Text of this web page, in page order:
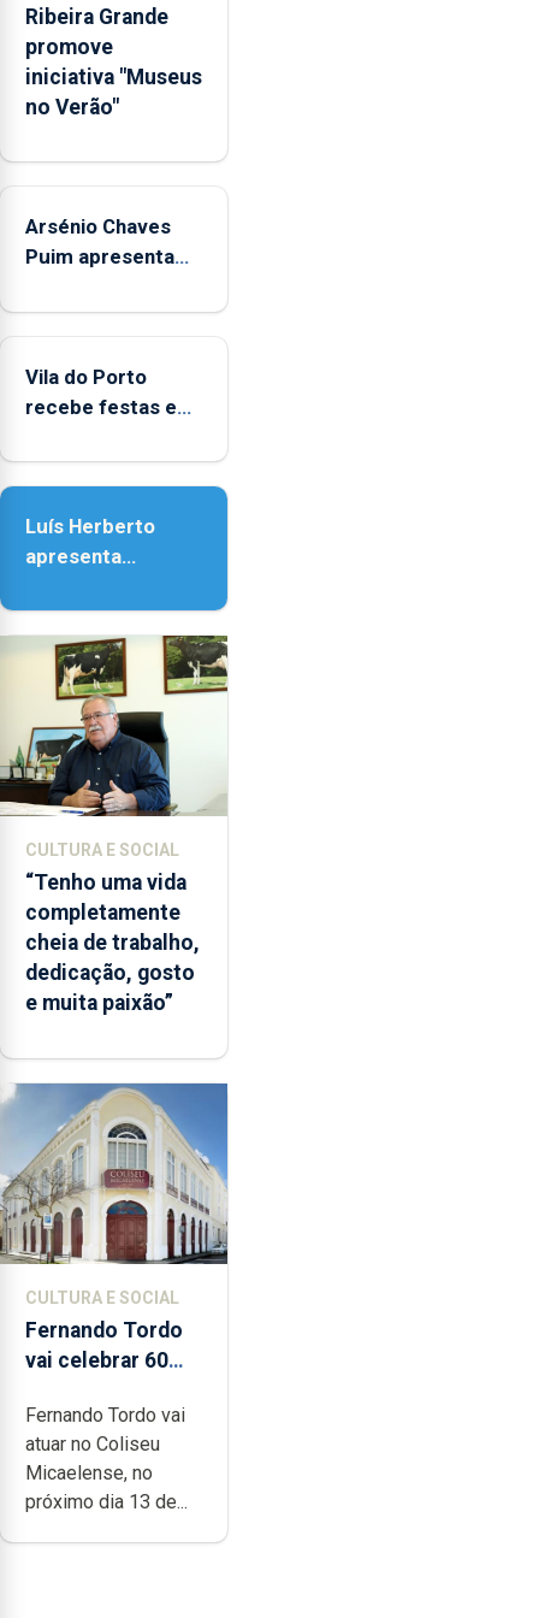
emocionais
e
sociais
junto
crianças
Ribeira Grande
promove
iniciativa "Museus
no Verão"
Arsénio Chaves
Puim apresenta
Biblioteca de Vila
Vila do Porto
recebe festas em
Senhora da
Luís Herberto
apresenta
Paisagem’
CULTURA E SOCIAL
“Tenho uma vida
completamente
cheia de trabalho,
dedicação, gosto
e muita paixão”
CULTURA E SOCIAL
Fernando Tordo
vai celebrar 60
no Coliseu
Micaelense
Fernando Tordo vai
atuar no Coliseu
Micaelense, no
próximo dia 13 de...